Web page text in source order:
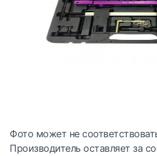
Фото может не
Производитель оставляет за